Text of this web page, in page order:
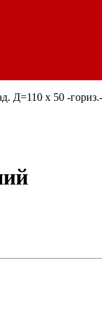
Д=110 х 50 -